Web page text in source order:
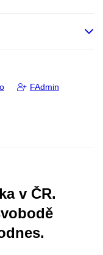
FAdmin
v ČR.